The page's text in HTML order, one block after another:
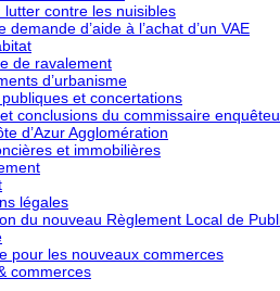
lutter contre les nuisibles
demande d’aide à l’achat d’un VAE
de ravalement
d’urbanisme
et concertations
conclusions du commissaire
d’Azur Agglomération
et immobilières
légales
du nouveau Règlement Local de
pour les nouveaux commerces
commerces